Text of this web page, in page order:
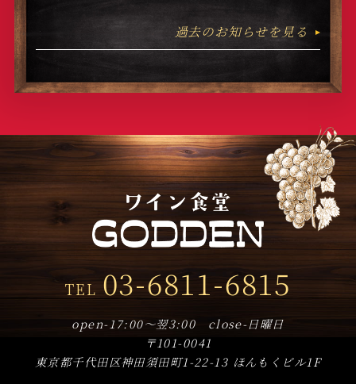
過去のお知らせを見る
TEL 03-6811-6815
open-17:00～翌3:00 close-日曜日
〒101-0041
東京都千代田区神田須田町1-22-13 ほんもくビル1F